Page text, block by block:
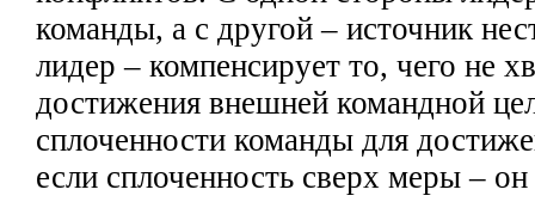
команды, а с другой – источник
лидер – компенсирует то, чего не
достижения внешней командной
сплоченности команды для
если сплоченность сверх меры – он